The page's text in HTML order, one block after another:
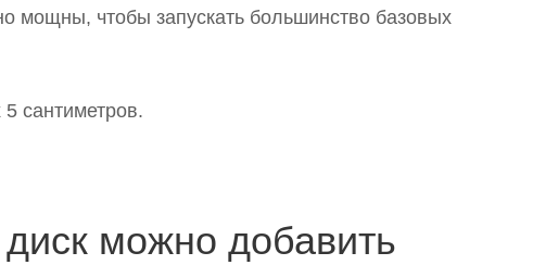
мощны, чтобы запускать большинство базовых
сантиметров.
можно добавить